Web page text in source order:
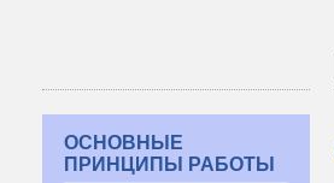
ОСНОВНЫЕ
ПРИНЦИПЫ РАБОТЫ